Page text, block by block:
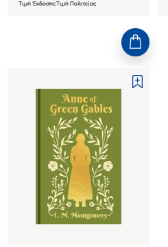
Τιμή ΈκδοσηςΤιμή Πολιτείας